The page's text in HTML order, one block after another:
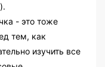
- это тоже
тем, как
изучить все